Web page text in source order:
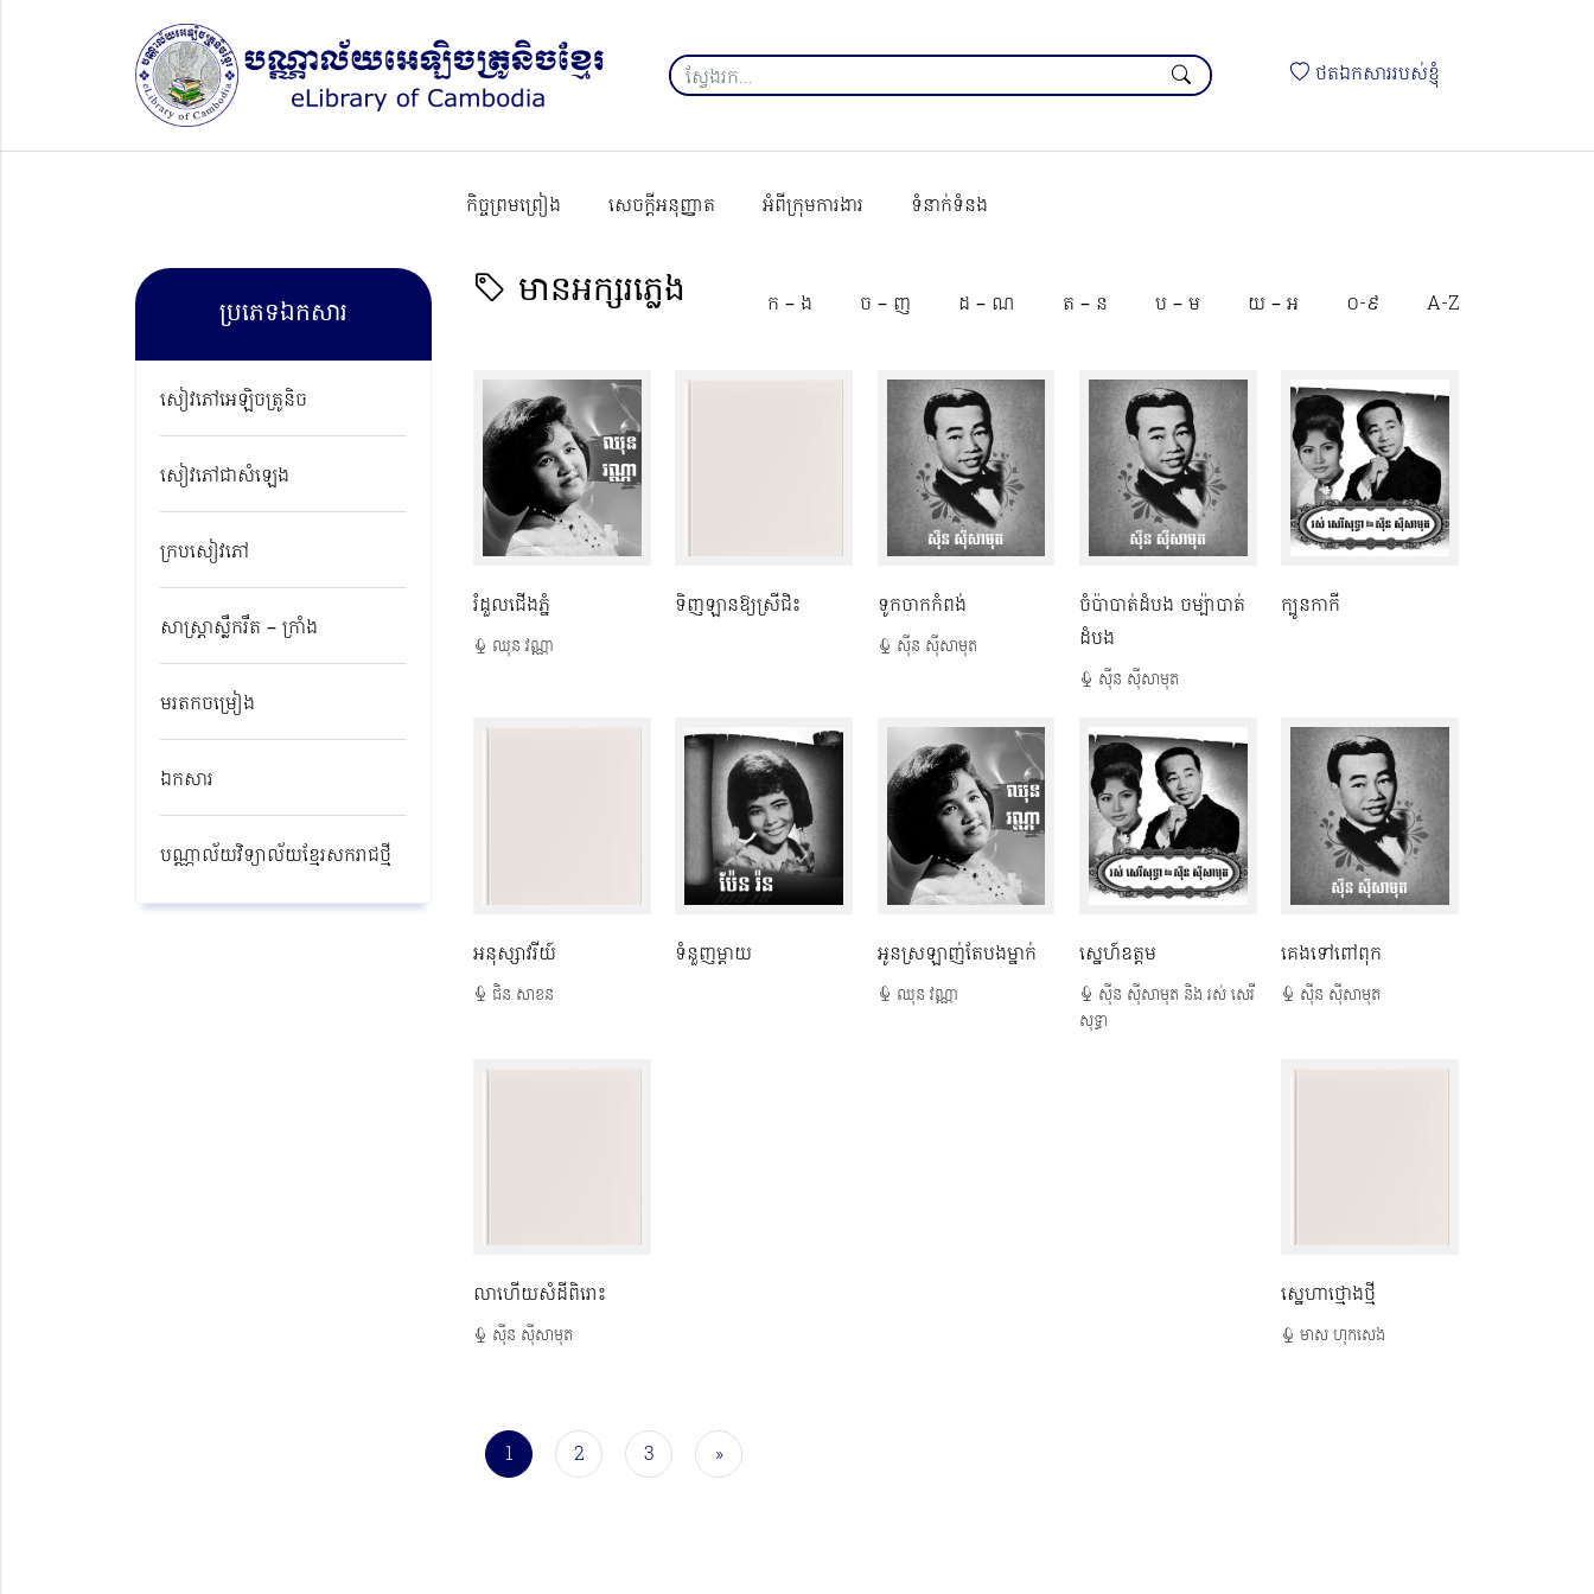
ថតឯកសាររបស់ខ្ញុំ
កិច្ចព្រមព្រៀង សេចក្ដីអនុញ្ញាត អំពីក្រុមការងារ ទំនាក់ទំនង
ប្រភេទឯកសារ
សៀវភៅអេឡិចត្រូនិច
សៀវភៅជាសំឡេង
ក្របសៀវភៅ
សាស្ត្រាស្លឹករឹត – ក្រាំង
មរតកចម្រៀង
ឯកសារ
បណ្ណាល័យវិទ្យាល័យខ្មែរសករាជថ្មី​
មានអក្សរភ្លេង ក – ង ច – ញ ដ – ណ ត – ន ប – ម យ – អ ០-៩ A-Z
រំដួលជើងភ្នំ
ឈុន វណ្ណា
ទិញឡានឱ្យស្រីជិះ ទូកចាកកំពង់
ស៊ីន ស៊ីសាមុត
ចំប៉ាបាត់ដំបង​ ចម្ប៉ាបាត់
ដំបង
ស៊ីន ស៊ីសាមុត
ក្បូនកាកី
អនុស្សាវរីយ៍
ជិន សាខន
ទំនួញម្តាយ ​អូនស្រឡាញ់តែបងម្នាក់​
ឈុន វណ្ណា
ស្នេហ៍ឧត្តម
ស៊ីន ស៊ីសាមុត និង រស់ សេរី
សុទ្ធា
គេងទៅពៅពុក
ស៊ីន ស៊ីសាមុត
លាហើយសំដីពិរោះ
ស៊ីន ស៊ីសាមុត
ស្នេហាថ្មោងថ្មី
មាស ហុកសេង
1 2 3 »